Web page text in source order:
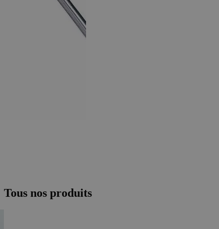
Tous nos produits